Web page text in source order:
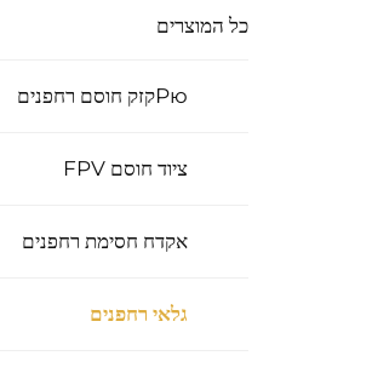
כל המוצרים
Рюקזק חוסם רחפנים
ציוד חוסם FPV
אקדח חסימת רחפנים
גלאי רחפנים